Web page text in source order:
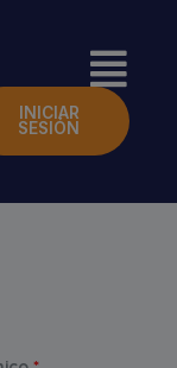
INICIAR
SESIÓN